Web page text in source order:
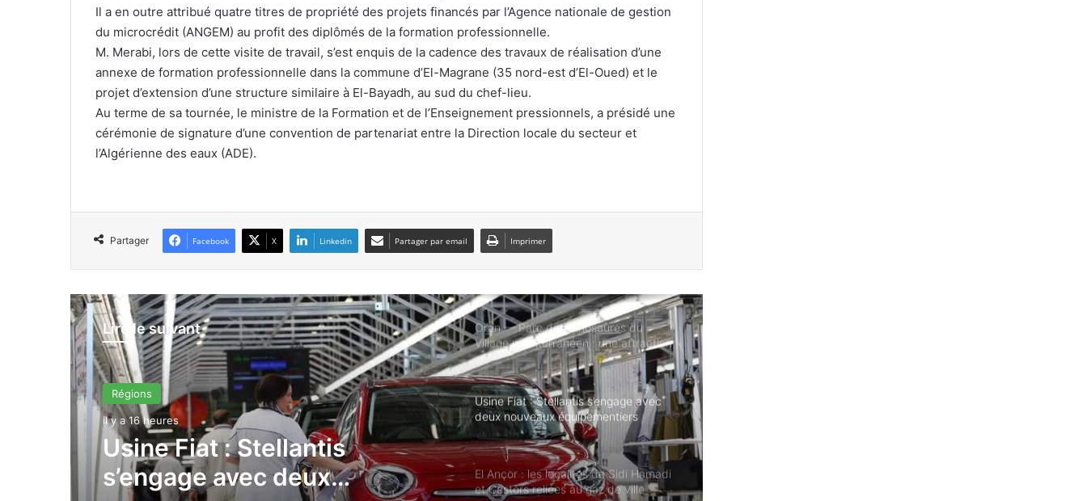
Il a en outre attribué quatre titres de propriété des projets financés par l’Agence nationale de gestion
du microcrédit (ANGEM) au profit des diplômés de la formation professionnelle.
M. Merabi, lors de cette visite de travail, s’est enquis de la cadence des travaux de réalisation d’une
annexe de formation professionnelle dans la commune d’El-Magrane (35 nord-est d’El-Oued) et le
projet d’extension d’une structure similaire à El-Bayadh, au sud du chef-lieu.
Au terme de sa tournée, le ministre de la Formation et de l’Enseignement pressionnels, a présidé une
cérémonie de signature d’une convention de partenariat entre la Direction locale du secteur et
l’Algérienne des eaux (ADE).
Partager Facebook X Linkedin Partager par email Imprimer
Lire le suivant
Régions
il y a 16 heures
Usine Fiat : Stellantis
s’engage avec deux
Sidi Bel Abbès : 600 bacs à ordures
pour améliorer la propreté dans les
quartiers
Plusieurs contrôles et arrestations
effectués : la Sûreté d’Oran traque les
délinquants
écroués
Oran : un camp d’été pour favoriser
l’inclusion des enfants autistes
Oran — Parc des dinosaures du
Village méditerranéen : une attraction
pour les familles oranaise
Usine Fiat : Stellantis s’engage avec
deux nouveaux équipementiers
El Ançor : les localités de Sidi Hamadi
et Castors reliées au gaz de ville